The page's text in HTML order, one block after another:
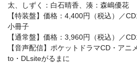
太、しずく：白石晴香、湊：森嶋優花
【特装盤】価格：4,400円（税込）／
小冊子
【通常盤】価格：3,960円（税込）／
【音声配信】ポケットドラマCD・ア
to・DLsiteがるまに